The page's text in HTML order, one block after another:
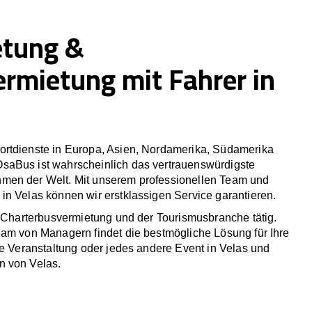
&
mit Fahrer in
in Europa, Asien, Nordamerika, Südamerika
ist wahrscheinlich das vertrauenswürdigste
der Welt. Mit unserem professionellen Team und
Velas können wir erstklassigen Service garantieren.
und der Tourismusbranche tätig.
von Managern findet die bestmögliche Lösung für Ihre
Veranstaltung oder jedes andere Event in Velas und
von Velas.